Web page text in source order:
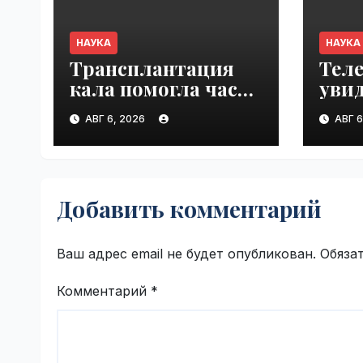
НАУКА
Трансплантация
кала помогла части
пациентов
с пищевой
аллергией |
АВГ 6, 2026
НАУКА
отАВГ
Добавить комментарий
Ваш адрес email не будет опубликован.
Комментарий *